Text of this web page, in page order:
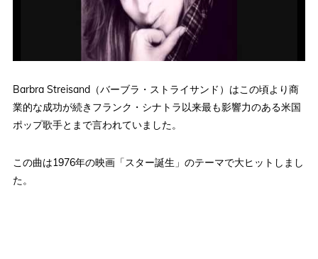
Barbra Streisand（バーブラ・ストライサンド）はこの頃より商
業的な成功が続きフランク・シナトラ以来最も影響力のある米国
ポップ歌手とまで言われていました。
この曲は1976年の映画「スター誕生」のテーマで大ヒットしまし
た。